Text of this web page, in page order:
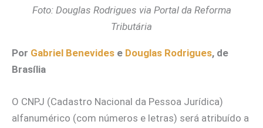
Foto: Douglas Rodrigues via Portal da Reforma
Tributária
Por Gabriel Benevides e Douglas Rodrigues, de
Brasília
O CNPJ (Cadastro Nacional da Pessoa Jurídica)
alfanumérico (com números e letras) será atribuído a